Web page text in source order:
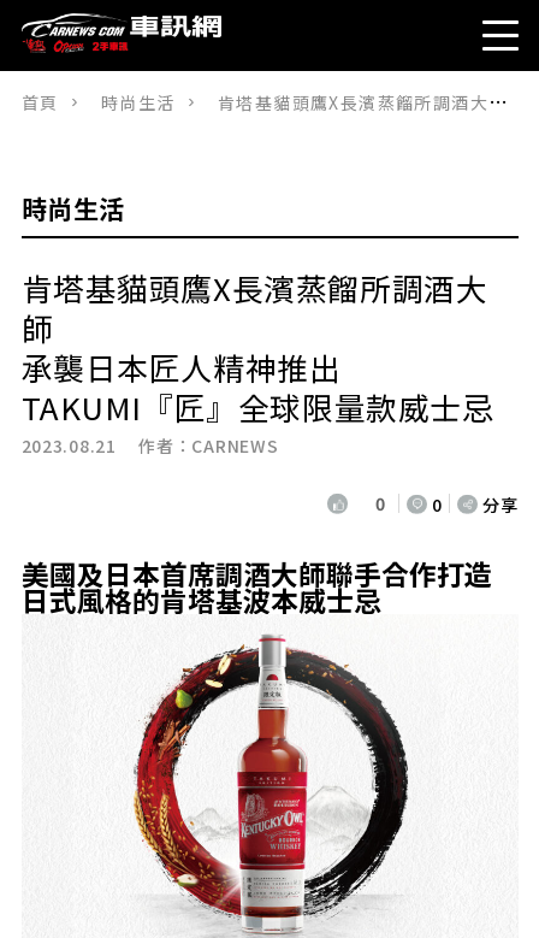
首頁 時尚生活 肯塔基貓頭鷹X長濱蒸餾所調酒大師承襲日本匠人精神推出TAKUMI『匠』全球限量款威士忌
時尚生活
肯塔基貓頭鷹X長濱蒸餾所調酒大
師
承襲日本匠人精神推出
TAKUMI『匠』全球限量款威士忌
2023.08.21 作者： CARNEWS
0 0 分享
美國及日本首席調酒大師聯手合作打造
日式風格的肯塔基波本威士忌